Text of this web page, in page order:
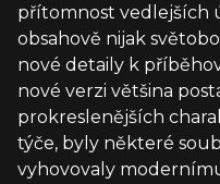
přítomnost vedlejších
obsahově nijak
nové detaily k
nové verzi většina
prokreslenějších
týče, byly některé
vyhovovaly